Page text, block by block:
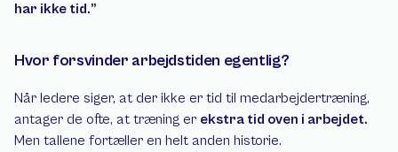
har ikke tid.”
Hvor forsvinder arbejdstiden egentlig?
Når ledere siger, at der ikke er tid til medarbejdertræning,
antager de ofte, at træning er ekstra tid oven i arbejdet.
Men tallene fortæller en helt anden historie.